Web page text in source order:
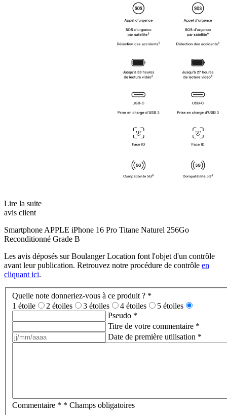
Lire la suite
avis client
Smartphone APPLE iPhone 16 Pro Titane Naturel 256Go
Reconditionné Grade B
Les avis déposés sur Boulanger Location font l'objet d'un contrôle
avant leur publication. Retrouvez notre procédure de contrôle en
cliquant ici.
Quelle note donneriez-vous à ce produit ? *
1 étoile
2 étoiles 3 étoiles 4 étoiles
5 étoiles
Pseudo *
Titre de votre commentaire *
Date de première utilisation *
Commentaire * * Champs obligatoires